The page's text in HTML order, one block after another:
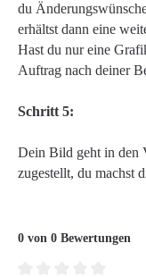
du
erhältst dann eine
Hast du nur eine
Auftrag nach deiner
Schritt 5:
Dein Bild geht in den
zugestellt, du machst
0 von 0 Bewertungen